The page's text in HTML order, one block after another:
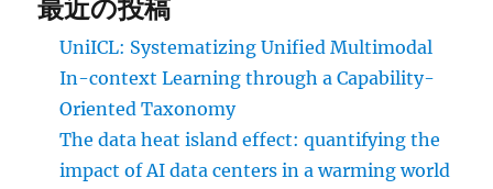
最近の投稿
UniICL: Systematizing Unified Multimodal
In-context Learning through a Capability-
Oriented Taxonomy
The data heat island effect: quantifying the
impact of AI data centers in a warming world